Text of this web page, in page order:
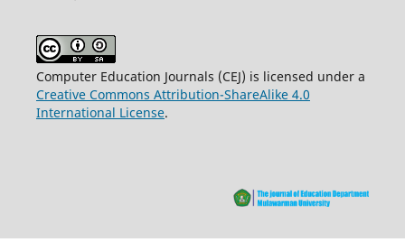
Computer Education Journals (CEJ) is licensed under a
Creative Commons Attribution-ShareAlike 4.0
International License.